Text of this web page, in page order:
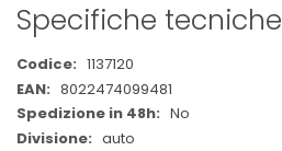
Specifiche tecniche
Maggiori
Informazioni
1137120
8022474099481
No
auto